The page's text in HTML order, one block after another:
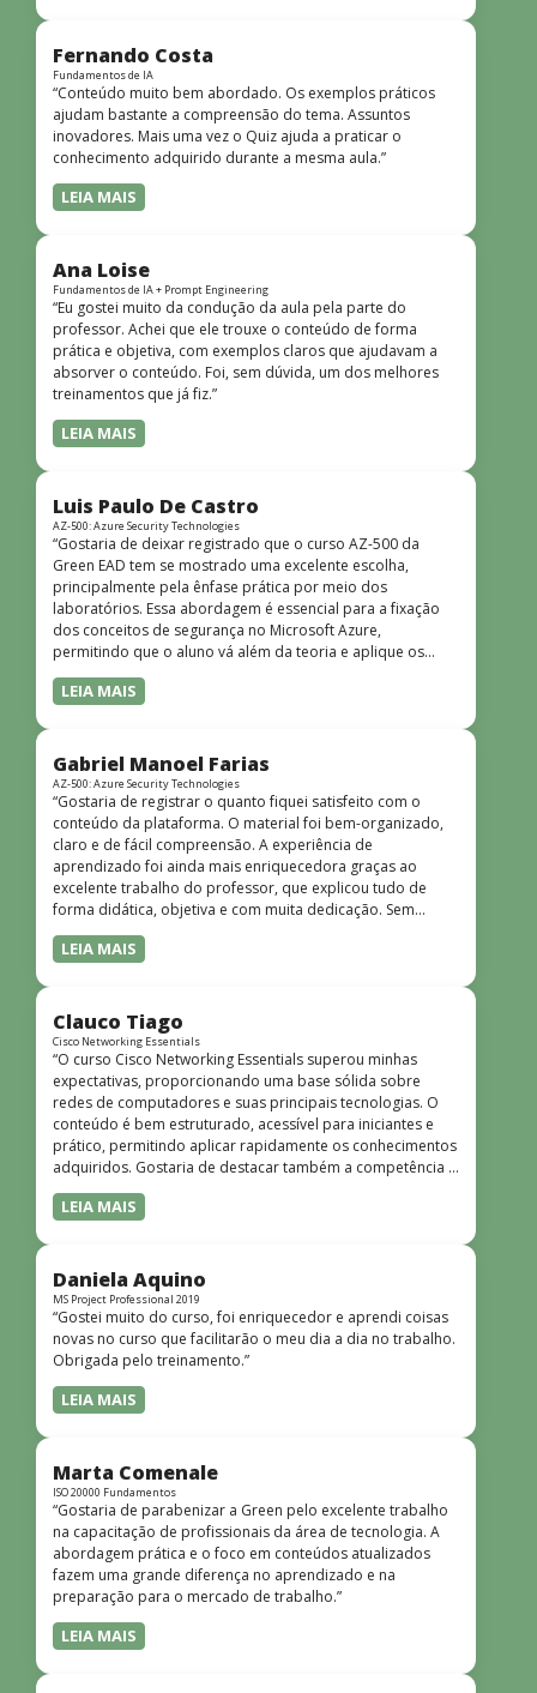
Fernando Costa
Fundamentos de IA
“Conteúdo muito bem abordado. Os exemplos práticos
ajudam bastante a compreensão do tema. Assuntos
inovadores. Mais uma vez o Quiz ajuda a praticar o
conhecimento adquirido durante a mesma aula.”
LEIA MAIS
Ana Loise
Fundamentos de IA + Prompt Engineering
“Eu gostei muito da condução da aula pela parte do
professor. Achei que ele trouxe o conteúdo de forma
prática e objetiva, com exemplos claros que ajudavam a
absorver o conteúdo. Foi, sem dúvida, um dos melhores
treinamentos que já fiz.”
LEIA MAIS
Luis Paulo De Castro
AZ-500: Azure Security Technologies
“Gostaria de deixar registrado que o curso AZ-500 da
Green EAD tem se mostrado uma excelente escolha,
principalmente pela ênfase prática por meio dos
laboratórios. Essa abordagem é essencial para a fixação
dos conceitos de segurança no Microsoft Azure,
permitindo que o aluno vá além da teoria e aplique os
conhecimentos em cenários reais e simulados. Outro
ponto muito positivo é a didática do curso. O conteúdo é
quem não tem uma bagagem técnica muito avançada.”
LEIA MAIS
Gabriel Manoel Farias
AZ-500: Azure Security Technologies
“Gostaria de registrar o quanto fiquei satisfeito com o
conteúdo da plataforma. O material foi bem-organizado,
claro e de fácil compreensão. A experiência de
aprendizado foi ainda mais enriquecedora graças ao
excelente trabalho do professor, que explicou tudo de
forma didática, objetiva e com muita dedicação. Sem
dúvida, foi uma jornada de muito aprendizado!”
LEIA MAIS
Clauco Tiago
Cisco Networking Essentials
“O curso Cisco Networking Essentials superou minhas
expectativas, proporcionando uma base sólida sobre
redes de computadores e suas principais tecnologias. O
conteúdo é bem estruturado, acessível para iniciantes e
prático, permitindo aplicar rapidamente os conhecimentos
adquiridos. Gostaria de destacar também a competência e
o conhecimento técnico do instrutor Peterson, que
demonstrou total domínio do assunto e soube explicar
dinâmicas e envolventes. Recomendo o curso para todos
que desejam iniciar ou aprofundar seus conhecimentos em
redes!”
LEIA MAIS
Daniela Aquino
MS Project Professional 2019
“Gostei muito do curso, foi enriquecedor e aprendi coisas
novas no curso que facilitarão o meu dia a dia no trabalho.
Obrigada pelo treinamento.”
LEIA MAIS
Marta Comenale
ISO 20000 Fundamentos
“Gostaria de parabenizar a Green pelo excelente trabalho
na capacitação de profissionais da área de tecnologia. A
abordagem prática e o foco em conteúdos atualizados
fazem uma grande diferença no aprendizado e na
preparação para o mercado de trabalho.”
LEIA MAIS